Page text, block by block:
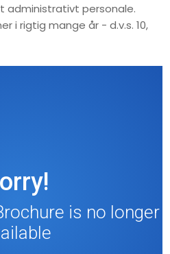
administrativt personale.
i rigtig mange år - d.v.s. 10,